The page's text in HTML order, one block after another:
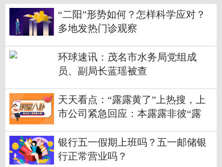
“二阳”形势如何？怎样科学应对？
多地发热门诊观察
环球速讯：茂名市水务局党组成
员、副局长蓝瑶被查
天天看点：“露露黄了”上热搜，上
市公司紧急回应：本露露非彼“露
银行五一假期上班吗？五一邮储银
行正常营业吗？